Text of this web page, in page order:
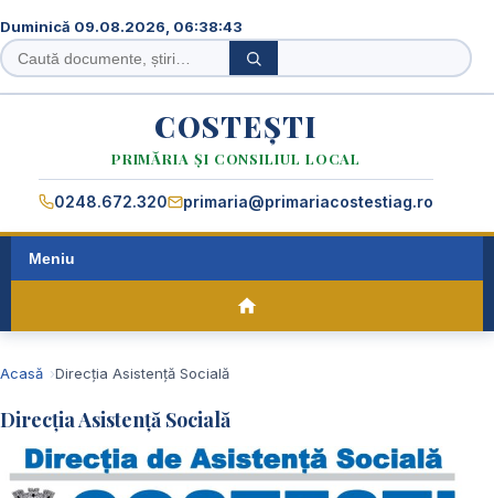
Duminică 09.08.2026, 06:38:44
Caută
în
Caută
COSTEȘTI
PRIMĂRIA ȘI CONSILIUL LOCAL
0248.672.320 primaria@primariacostestiag.ro
Meniu
Acasă Direcția Asistență Socială
Direcția Asistență Socială